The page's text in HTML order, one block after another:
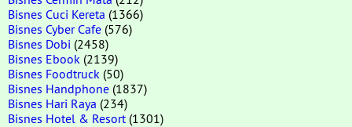
Bisnes Cuci Kereta (1366)
Bisnes Cyber Cafe (576)
Bisnes Dobi (2458)
Bisnes Ebook (2139)
Bisnes Foodtruck (50)
Bisnes Handphone (1837)
Bisnes Hari Raya (234)
Bisnes Hotel & Resort (1301)